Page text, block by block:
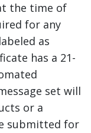
the time of
for any
as
has a 21-
set will
or a
submitted for